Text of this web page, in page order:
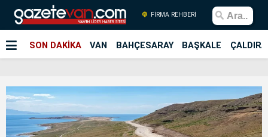
FİRMA REHBERİ
SON DAKİKA VAN BAHÇESARAY BAŞKALE